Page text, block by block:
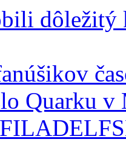
dôležitý
Quarku v